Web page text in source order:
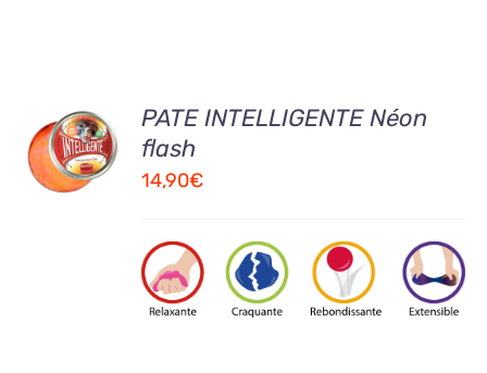
AJOUTER
AU
PANIER
/
PATE INTELLIGENTE Néon
flash
14,90€